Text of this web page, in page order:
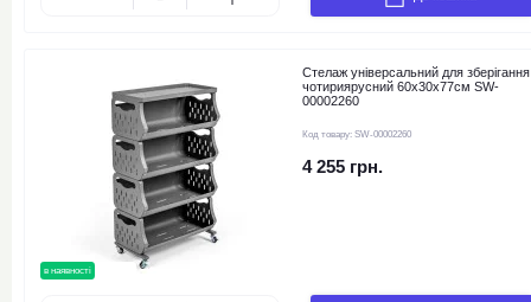
в наявності
Стелаж універсальний для зберігання
чотириярусний 60х30х77см SW-
00002260
Код товару: SW-00002260
4 255 грн.